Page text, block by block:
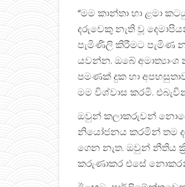
“මම කාන්තා හා ළමා
දරුවෙකු නැති වූ
පැමිණිලි කිරීමට පැමිණ
යවන්න. ඔබේ
පමණක් දුක හා
මම විශ්වාස කරමි.
ඔවුන් කලාකරුවන්
නියෝජනය කරමින් තම
ගෙන නැත. ඔවුන් නීතිය
කරුණාකර එසේ